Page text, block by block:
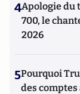
4Apologie du
700, le
2026
5Pourquoi
des